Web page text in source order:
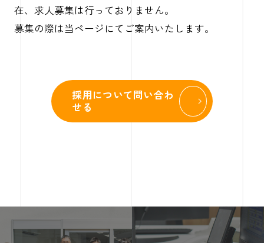
在、求人募集は行っておりません。
募集の際は当ページにてご案内いたします。
採用について問い合わ
せる